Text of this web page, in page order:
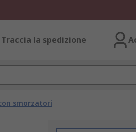
Traccia la spedizione
smorzatori